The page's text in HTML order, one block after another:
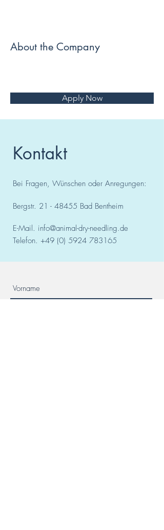
About the Company
Apply Now
Kontakt
Bei Fragen, Wünschen oder Anregungen:
Bergstr. 21 - 48455 Bad Bentheim
E-Mail. info@animal-dry-needling.de
Telefon. +49 (0) 5924 783165